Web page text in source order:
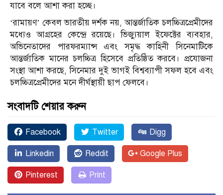
যাবে বলে আশা করা হচ্ছে।
‘রামায়ণ’ কেবল ভারতীয় দর্শক নয়, আন্তর্জাতিক চলচ্চিত্রপ্রেমীদের
মধ্যেও আগ্রহের কেন্দ্রে রয়েছে। ভিজ্যুয়াল ইফেক্টের ব্যবহার,
অভিনেতাদের পারফরম্যান্স এবং সমৃদ্ধ কাহিনী সিনেমাটিকে
আন্তর্জাতিক মানের চলচ্চিত্র হিসেবে প্রতিষ্ঠিত করবে। প্রযোজনা
সংস্থা আশা করছে, সিনেমার দুই ভাগই বিশ্বব্যাপী সফল হবে এবং
চলচ্চিত্রপ্রেমীদের মনে দীর্ঘস্থায়ী ছাপ ফেলবে।
সংবাদটি শেয়ার করুন
Facebook Twitter Digg
Linkedin Reddit Google Plus
Pinterest Print